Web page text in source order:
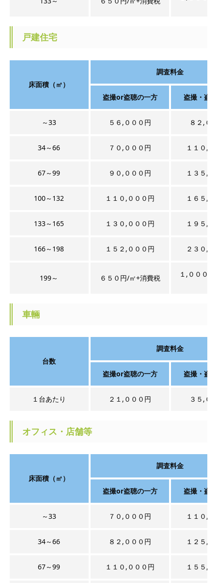
戸建住宅
床面積（㎡）
調査料金
盗撮or盗聴の一方 盗撮・盗
～33 ５６,０００円 ８２,０
34～66 ７０,０００円 １１０,
67～99 ９０,０００円 １３５,
100～132 １１０,０００円 １６５,
133～165 １３０,０００円 １９５,
166～198 １５２,０００円 ２３０,
199～ ６５０円/㎡+消費税
１,０００
車輛
台数
調査料金
盗撮or盗聴の一方 盗撮・盗
１台あたり ２１,０００円 ３５,０
オフィス・店舗等
床面積（㎡）
調査料金
盗撮or盗聴の一方 盗撮・盗
～33 ７０,０００円 １１０,
34～66 ８２,０００円 １２５,
67～99 １１０,０００円 １５５,